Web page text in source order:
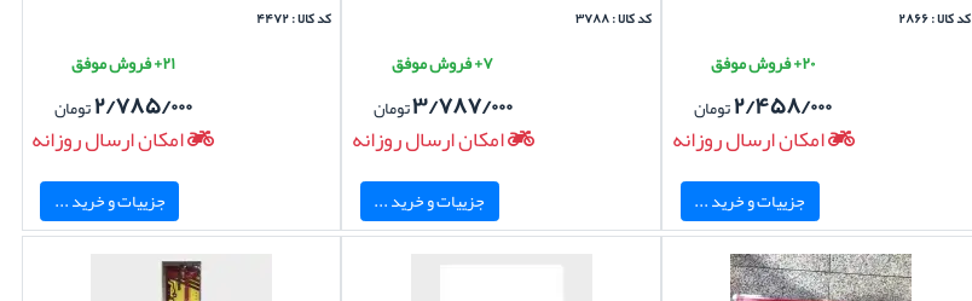
کد کالا : ۲۸۶۶
۲۰+ فروش موفق
۲/۴۵۸/۰۰۰تومان
امکان ارسال روزانه
جزییات و خرید ...
کد کالا : ۳۷۸۸
۷+ فروش موفق
۳/۷۸۷/۰۰۰تومان
امکان ارسال روزانه
جزییات و خرید ...
کد کالا : ۴۴۷۲
۲۱+ فروش موفق
۲/۷۸۵/۰۰۰تومان
امکان ارسال روزانه
جزییات و خرید ...